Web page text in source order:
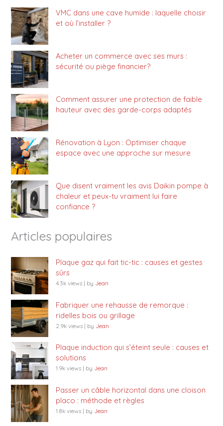
VMC dans une cave humide : laquelle choisir
et où l’installer ?
Acheter un commerce avec ses murs :
sécurité ou piège financier?
Comment assurer une protection de faible
hauteur avec des garde-corps adaptés
Rénovation à Lyon : Optimiser chaque
espace avec une approche sur mesure
Que disent vraiment les avis Daikin pompe à
chaleur et peux-tu vraiment lui faire
confiance ?
Articles populaires
Plaque gaz qui fait tic-tic : causes et gestes
sûrs
4.3k views | by Jean
Fabriquer une rehausse de remorque :
ridelles bois ou grillage
2.9k views | by Jean
Plaque induction qui s’éteint seule : causes et
solutions
1.9k views | by Jean
Passer un câble horizontal dans une cloison
placo : méthode et règles
1.8k views | by Jean